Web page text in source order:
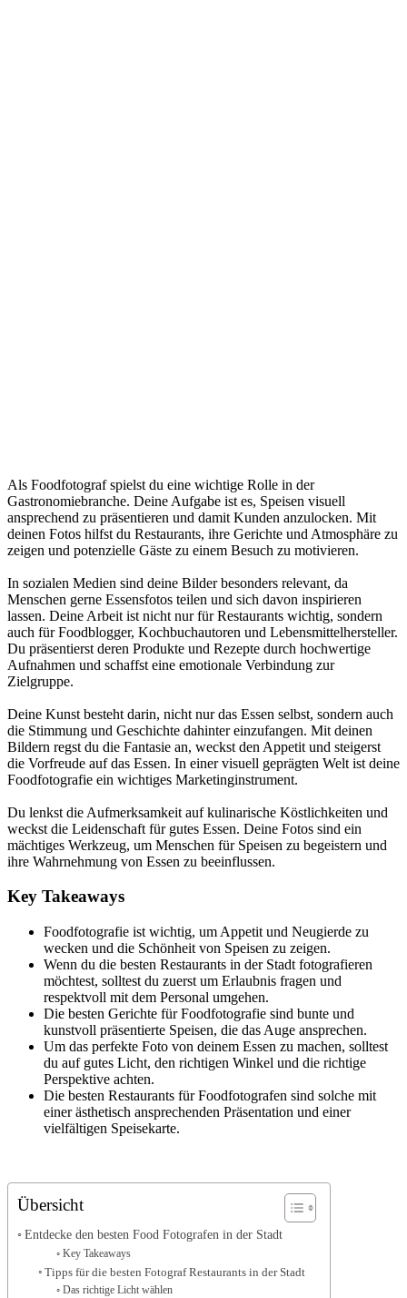
Als Foodfotograf spielst du eine wichtige Rolle in der
Gastronomiebranche. Deine Aufgabe ist es, Speisen visuell
ansprechend zu präsentieren und damit Kunden anzulocken. Mit
deinen Fotos hilfst du Restaurants, ihre Gerichte und Atmosphäre zu
zeigen und potenzielle Gäste zu einem Besuch zu motivieren.
In sozialen Medien sind deine Bilder besonders relevant, da
Menschen gerne Essensfotos teilen und sich davon inspirieren
lassen. Deine Arbeit ist nicht nur für Restaurants wichtig, sondern
auch für Foodblogger, Kochbuchautoren und Lebensmittelhersteller.
Du präsentierst deren Produkte und Rezepte durch hochwertige
Aufnahmen und schaffst eine emotionale Verbindung zur
Zielgruppe.
Deine Kunst besteht darin, nicht nur das Essen selbst, sondern auch
die Stimmung und Geschichte dahinter einzufangen. Mit deinen
Bildern regst du die Fantasie an, weckst den Appetit und steigerst
die Vorfreude auf das Essen. In einer visuell geprägten Welt ist deine
Foodfotografie ein wichtiges Marketinginstrument.
Du lenkst die Aufmerksamkeit auf kulinarische Köstlichkeiten und
weckst die Leidenschaft für gutes Essen. Deine Fotos sind ein
mächtiges Werkzeug, um Menschen für Speisen zu begeistern und
ihre Wahrnehmung von Essen zu beeinflussen.
Key Takeaways
Foodfotografie ist wichtig, um Appetit und Neugierde zu
wecken und die Schönheit von Speisen zu zeigen.
Wenn du die besten Restaurants in der Stadt fotografieren
möchtest, solltest du zuerst um Erlaubnis fragen und
respektvoll mit dem Personal umgehen.
Die besten Gerichte für Foodfotografie sind bunte und
kunstvoll präsentierte Speisen, die das Auge ansprechen.
Um das perfekte Foto von deinem Essen zu machen, solltest
du auf gutes Licht, den richtigen Winkel und die richtige
Perspektive achten.
Die besten Restaurants für Foodfotografen sind solche mit
einer ästhetisch ansprechenden Präsentation und einer
vielfältigen Speisekarte.
Übersicht
Entdecke den besten Food Fotografen in der Stadt
Key Takeaways
Tipps für die besten Fotograf Restaurants in der Stadt
Das richtige Licht wählen